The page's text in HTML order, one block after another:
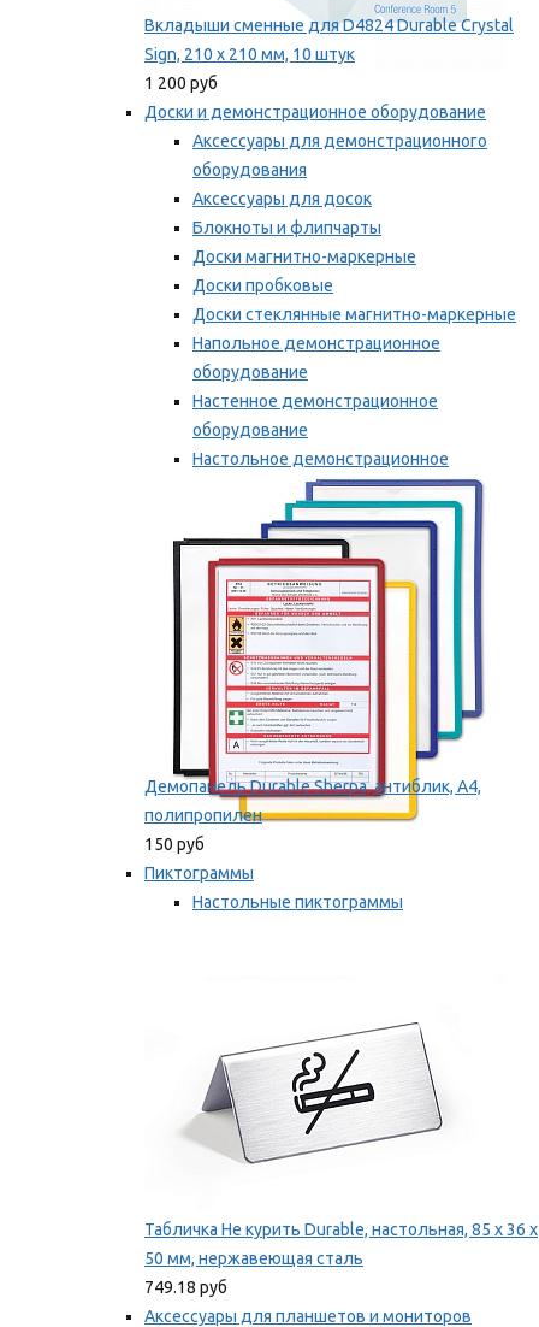
Вкладыши сменные для D4824 Durable Crystal
Sign, 210 x 210 мм, 10 штук
1 200 руб
Доски и демонстрационное оборудование
Аксессуары для демонстрационного
оборудования
Аксессуары для досок
Блокноты и флипчарты
Доски магнитно-маркерные
Доски пробковые
Доски стеклянные магнитно-маркерные
Напольное демонстрационное
оборудование
Настенное демонстрационное
оборудование
Настольное демонстрационное
оборудование
Мы рекомендуем
Демопанель Durable Sherpa, антиблик, А4,
полипропилен
150 руб
Пиктограммы
Настольные пиктограммы
Табличка Не курить Durable, настольная, 85 x 36 x
50 мм, нержавеющая сталь
749.18 руб
Аксессуары для планшетов и мониторов